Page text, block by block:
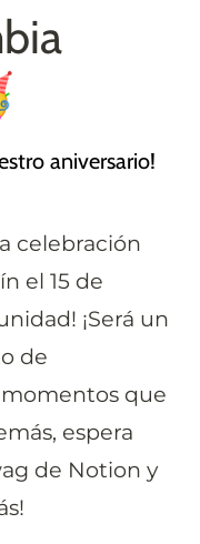
aniversario!
celebración
el 15 de
¡Será un
de
que
espera
de Notion y